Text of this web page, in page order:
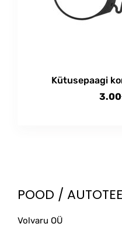
Kütusepaagi
3.00
POOD /
Volvaru OÜ